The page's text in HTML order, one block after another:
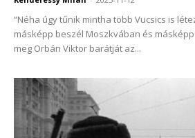
“Néha úgy tűnik mintha több Vucsics is
másképp beszél Moszkvában és
meg Orbán Viktor barátját az...